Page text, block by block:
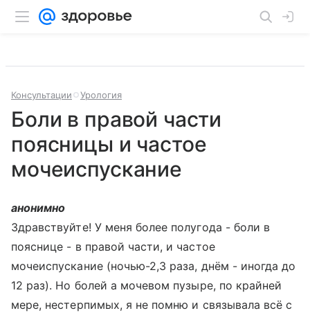
Консультации Урология
Боли в правой части
поясницы и частое
мочеиспускание
анонимно
Здравствуйте! У меня более полугода - боли в
пояснице - в правой части, и частое
мочеиспускание (ночью-2,3 раза, днём - иногда до
12 раз). Но болей а мочевом пузыре, по крайней
мере, нестерпимых, я не помню и связывала всё с